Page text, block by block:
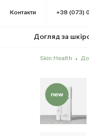
Контакти +38 (073)
Догляд за
Skin Health